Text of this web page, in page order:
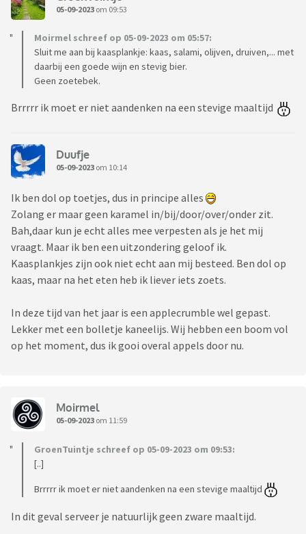
05-09-2023 om 09:53
Moirmel schreef op 05-09-2023 om 05:57:
Sluit me aan bij kaasplankje: kaas, salami, olijven, druiven,... met
daarbij een goede wijn en stevig bier.
Geen zoetebek.
Brrrrr ik moet er niet aandenken na een stevige maaltijd
Duufje
05-09-2023 om 10:14
Ik ben dol op toetjes, dus in principe alles
Zolang er maar geen karamel in/bij/door/over/onder zit.
Bah,daar kun je echt alles mee verpesten als je het mij
vraagt. Maar ik ben een uitzondering geloof ik.
Kaasplankjes zijn ook niet echt aan mij besteed. Ben dol op
kaas, maar na het eten heb ik liever iets zoets.
In deze tijd van het jaar is een applecrumble wel gepast.
Lekker met een bolletje kaneelijs. Wij hebben een boom vol
op het moment, dus ik gooi overal appels door nu.
Moirmel
05-09-2023 om 11:59
GroenTuintje schreef op 05-09-2023 om 09:53:
[..]
Brrrrr ik moet er niet aandenken na een stevige maaltijd
In dit geval serveer je natuurlijk geen zware maaltijd.